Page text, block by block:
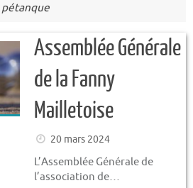
pétanque
Assemblée Générale
de la Fanny
Mailletoise
20 mars 2024
L’Assemblée Générale de
l’association de…